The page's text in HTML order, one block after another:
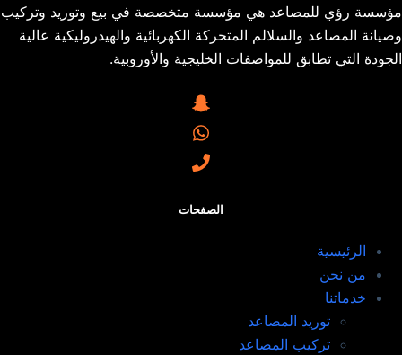
مؤسسة رؤي للمصاعد هي مؤسسة متخصصة في بيع وتوريد وتركيب
وصيانة المصاعد والسلالم المتحركة الكهربائية والهيدروليكية عالية
الجودة التي تطابق للمواصفات الخليجية والأوروبية.
الصفحات
الرئيسية
من نحن
خدماتنا
توريد المصاعد​
تركيب المصاعد ​